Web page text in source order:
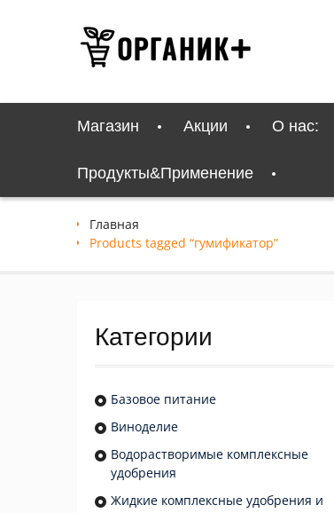
содержимому
Магазин Акции О нас:
Продукты&Применение
Главная
Products tagged “гумификатор”
Категории
Базовое питание
Виноделие
Водорастворимые комплексные
удобрения
Жидкие комплексные удобрения и